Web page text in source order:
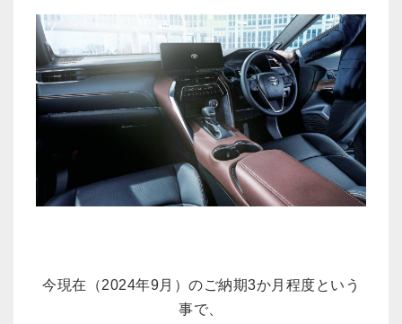
今現在（2024年9月）のご納期3か月程度という
事で、